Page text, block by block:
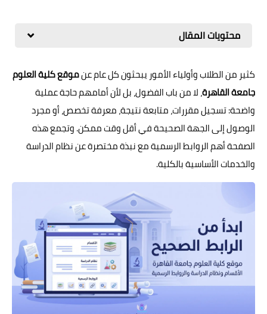
محتويات المقال
كثير من الطلاب وأولياء الأمور يبحثون كل عام عنموقع كلية العلوم
جامعة القاهرة، لا من باب الفضول، بل لأن أمامهم حاجة عملية
واضحة: تسجيل مقررات، متابعة نتيجة، معرفة تخصص، أو مجرد
الوصول إلى الجهة الصحيحة في أقل وقت ممكن. وتجمع هذه
الصفحة أهم الروابط الرسمية مع نبذة مختصرة عن نظام الدراسة
والخدمات الأساسية بالكلية.